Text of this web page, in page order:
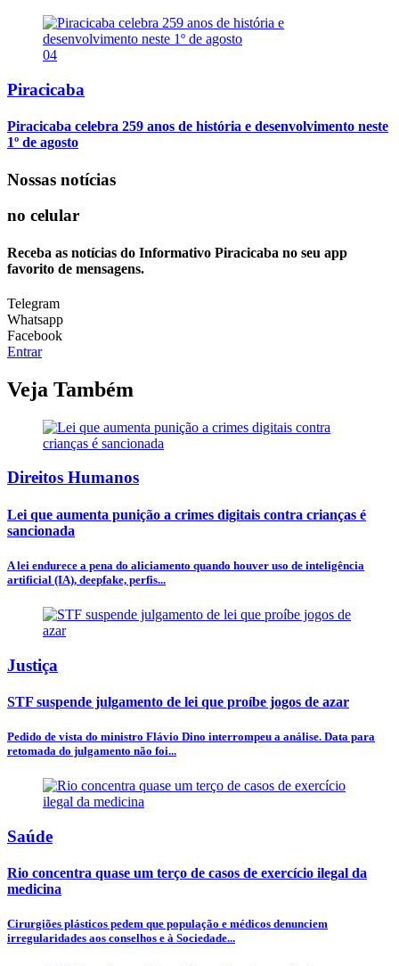
04
Piracicaba
Piracicaba celebra 259 anos de história e desenvolvimento neste
1º de agosto
Nossas notícias
no celular
Receba as notícias do Informativo Piracicaba no seu app
favorito de mensagens.
Telegram
Whatsapp
Facebook
Entrar
Veja Também
Direitos Humanos
Lei que aumenta punição a crimes digitais contra crianças é
sancionada
A lei endurece a pena do aliciamento quando houver uso de inteligência
artificial (IA), deepfake, perfis...
Justiça
STF suspende julgamento de lei que proíbe jogos de azar
Pedido de vista do ministro Flávio Dino interrompeu a análise. Data para
retomada do julgamento não foi...
Saúde
Rio concentra quase um terço de casos de exercício ilegal da
medicina
Cirurgiões plásticos pedem que população e médicos denunciem
irregularidades aos conselhos e à Sociedade...